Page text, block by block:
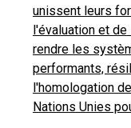
unissent leurs
l'évaluation et
rendre les
performants,
l'homologation
Nations Unies